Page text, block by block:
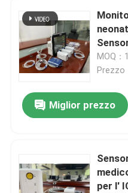
MOQ：
Prezzo
Miglior prezzo
per l'